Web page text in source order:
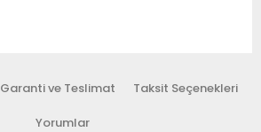
Garanti ve Teslimat Taksit Seçenekleri
Yorumlar